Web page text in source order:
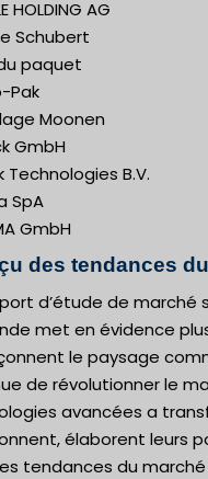
HOLDING AG
Schubert
paquet
Pak
Moonen
GmbH
Technologies B.V.
SpA
GmbH
des tendances
d’étude de marché
met en évidence
le paysage
de révolutionner le
avancées a
élaborent leurs
tendances du